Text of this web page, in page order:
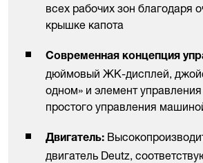
всех рабочих зон благодаря
крышке капота
Современная концепция
дюймовый ЖК-дисплей,
одном» и элемент
простого управления
Двигатель:
двигатель Deutz,